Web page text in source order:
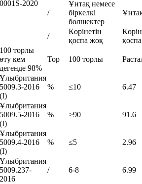
0001S-2020
/
Ұнтақ немесе
біркелкі
бөлшектер
/
Көрінетін
қоспа жоқ
100 торлы
өту кем
дегенде 98%
Тор 100 торлы
Ұлыбритания
5009.3-2016
(I)
% ≤10 6.47
Ұлыбритания
5009.5-2016
(I)
% ≥90 91.6
Ұлыбритания
5009.4-2016
(I)
% ≤5 2.96
Ұлыбритания
5009.237-
2016
/ 6-8 6.99